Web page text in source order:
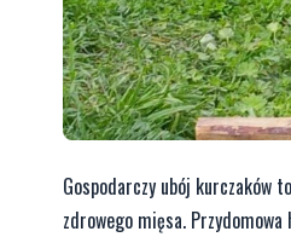
Gospodarczy ubój kurczaków
zdrowego mięsa.